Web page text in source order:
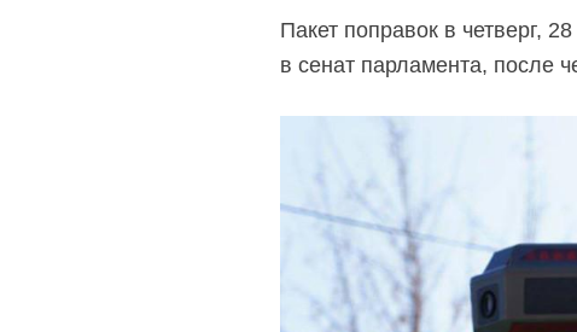
Пакет поправок в четверг,
в сенат парламента, после